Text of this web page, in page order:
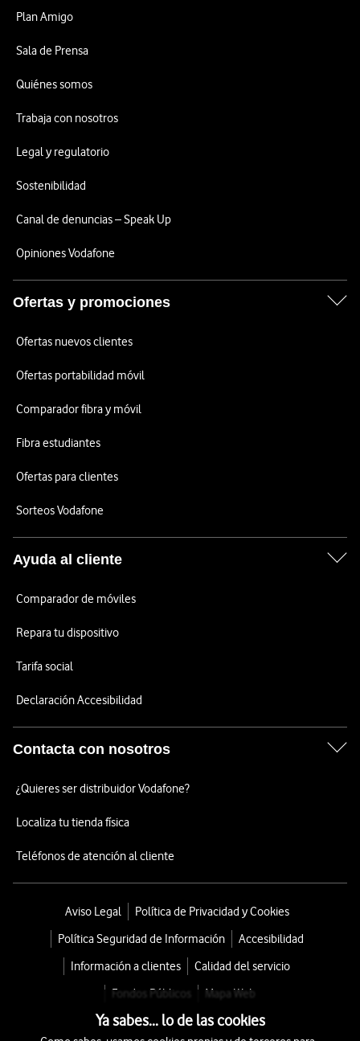
Plan Amigo
Sala de Prensa
Quiénes somos
Trabaja con nosotros
Legal y regulatorio
Sostenibilidad
Canal de denuncias – Speak Up
Opiniones Vodafone
Ofertas y promociones
Ofertas nuevos clientes
Ofertas portabilidad móvil
Comparador fibra y móvil
Fibra estudiantes
Ofertas para clientes
Sorteos Vodafone
Ayuda al cliente
Comparador de móviles
Repara tu dispositivo
Tarifa social
Declaración Accesibilidad
Contacta con nosotros
¿Quieres ser distribuidor Vodafone?
Localiza tu tienda física
Teléfonos de atención al cliente
Aviso Legal
Política de Privacidad y Cookies
Política Seguridad de Información
Accesibilidad
Información a clientes
Calidad del servicio
Fondos Públicos
Mapa Web
Ya sabes... lo de las cookies